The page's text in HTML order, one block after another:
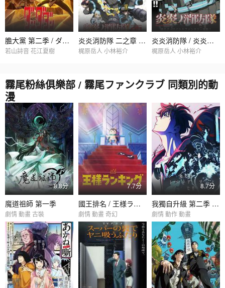
膽大黨 第二季 / ダンダダン 第2期
若山詩音 花江夏樹
炎炎消防隊 二之章 / 炎炎ノ消防隊 弐ノ章
梶原岳人 小林裕介
炎炎消防隊 / 炎炎ノ消防隊
梶原岳人 小林裕介
霧尾粉絲俱樂部 / 霧尾ファンクラブ 同類別的動
漫
8.8分
魔道祖師 第一季
劇情 動畫 古裝
7.7分
國王排名 / 王様ランキング
劇情 動畫 奇幻
8.7分
我獨自升級 第二季 -起於暗影- / 俺だけレベルアップな件 Season 2 -Arise from the Shadow-
劇情 動作 動畫